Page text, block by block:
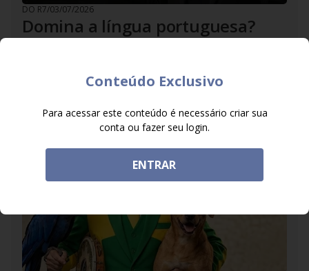
DO R7/03/07/2026
Domina a língua portuguesa?
Acerte ou Caia! e prove
O site oficial preparou um desafio para quem é fera no
Conteúdo Exclusivo
Para acessar este conteúdo é necessário criar sua
conta ou fazer seu login.
ENTRAR